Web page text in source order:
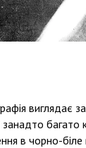
виглядає
багато
в чорно-біле